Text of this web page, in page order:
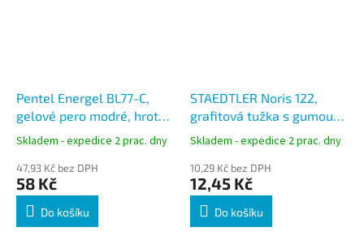
Pentel Energel BL77-C,
gelové pero modré, hrot
0,7 mm
Skladem - expedice 2 prac. dny
47,93 Kč bez DPH
58 Kč
Do košíku
STAEDTLER Noris 122,
grafitová tužka s gumou
šestihranná, tvrdost HB
Skladem - expedice 2 prac. dny
10,29 Kč bez DPH
12,45 Kč
Do košíku